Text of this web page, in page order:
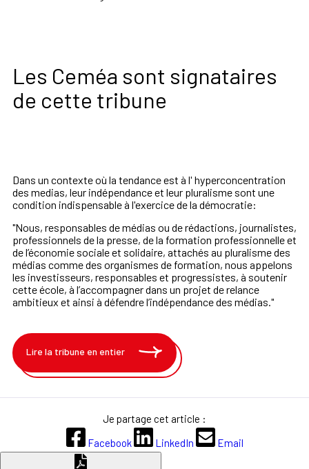
Les Ceméa sont signataires
de cette tribune
Dans un contexte où la tendance est à l' hyperconcentration
des medias, leur indépendance et leur pluralisme sont une
condition indispensable à l'exercice de la démocratie:
"Nous, responsables de médias ou de rédactions, journalistes,
professionnels de la presse, de la formation professionnelle et
de l’économie sociale et solidaire, attachés au pluralisme des
médias comme des organismes de formation, nous appelons
les investisseurs, responsables et progressistes, à soutenir
cette école, à l’accompagner dans un projet de relance
ambitieux et ainsi à défendre l’indépendance des médias."
Lire la tribune en entier
Je partage cet article :
Facebook
LinkedIn Email